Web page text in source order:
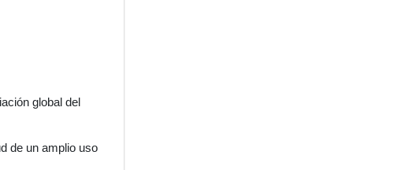
global del
de un amplio uso